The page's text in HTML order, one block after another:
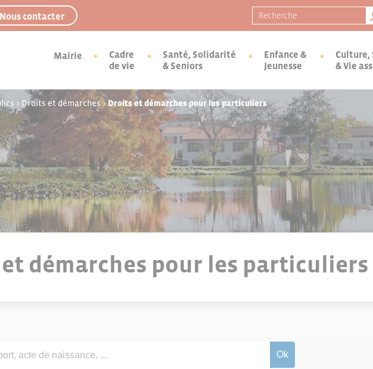
Nous contacter Recherche pour :
Mairie
Cadre
de vie
Santé, Solidarité
& Seniors
Enfance &
Jeunesse
Culture,
& Vie
> Droits et démarches >Droits et démarches pour les particuliers
démarches pour les particuliers